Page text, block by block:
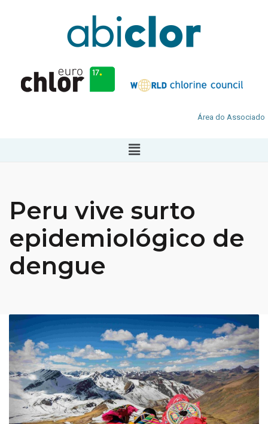
Área do Associado
Peru vive surto
epidemiológico de
dengue